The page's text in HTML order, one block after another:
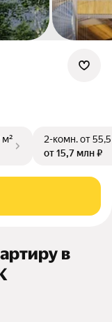
м²
2-комн.от
от 15,7 млн ₽
в